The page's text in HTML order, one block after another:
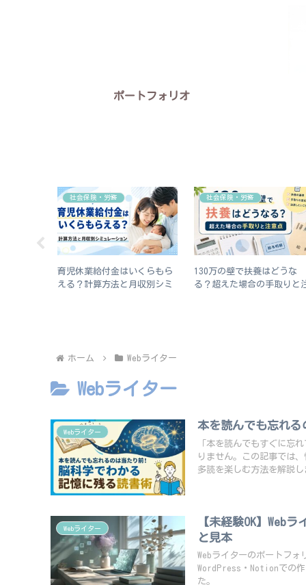
ポートフォリオ
社会保険・労務
育児休業給付金はいくらもら
える？計算方法と月収別シミ
社会保険・労務
130万の壁で扶養はどうな
る？超えた場合の手取りと
ホーム Webライター
Webライター
Webライター
本を読んでも忘れ
「本を読んでもすぐに忘
りません。この記事では
多読を楽しむ方法を解説し
Webライター
【未経験OK】Web
と見本
Webライターのポートフ
WordPress・Notionでの
た。